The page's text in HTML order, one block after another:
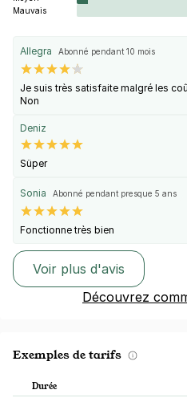
Mauvais
Allegra Abonné pendant 10 mois
Je suis très satisfaite malgré les
Non
Deniz
Süper
Sonia Abonné pendant presque 5 ans
Fonctionne très bien
Voir plus d'avis
Découvrez
Exemples de tarifs
Durée